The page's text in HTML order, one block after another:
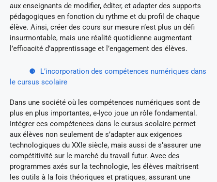
aux enseignants de modifier, éditer, et adapter des supports
pédagogiques en fonction du rythme et du profil de chaque
élève. Ainsi, créer des cours sur mesure n’est plus un défi
insurmontable, mais une réalité quotidienne augmentant
l’efficacité d’apprentissage et l’engagement des élèves.
L’incorporation des compétences numériques dans
le cursus scolaire
Dans une société où les compétences numériques sont de
plus en plus importantes, e-lyco joue un rôle fondamental.
Intégrer ces compétences dans le cursus scolaire permet
aux élèves non seulement de s’adapter aux exigences
technologiques du XXIe siècle, mais aussi de s’assurer une
compétitivité sur le marché du travail futur. Avec des
programmes axés sur la technologie, les élèves maîtrisent
les outils à la fois théoriques et pratiques, assurant une